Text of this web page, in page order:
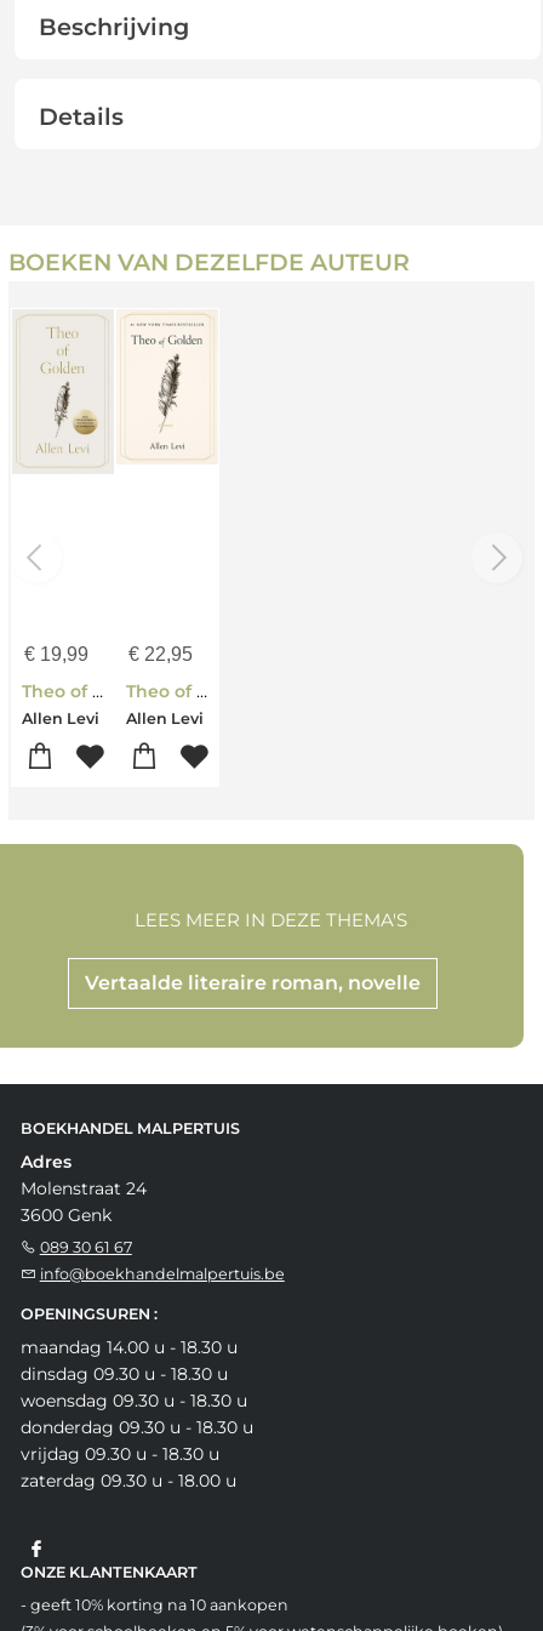
Beschrijving
Details
BOEKEN VAN DEZELFDE AUTEUR
€19,99
Theo of Golden
Allen Levi
€22,95
Theo of Golden
Allen Levi
Vertaalde literaire roman, novelle
LEES MEER IN DEZE THEMA'S
BOEKHANDEL MALPERTUIS
Adres
Molenstraat 24
3600 Genk
089 30 61 67
info@boekhandelmalpertuis.be
OPENINGSUREN :
maandag 14.00 u - 18.30 u
dinsdag 09.30 u - 18.30 u
woensdag 09.30 u - 18.30 u
donderdag 09.30 u - 18.30 u
vrijdag 09.30 u - 18.30 u
zaterdag 09.30 u - 18.00 u
ONZE KLANTENKAART
- geeft 10% korting na 10 aankopen